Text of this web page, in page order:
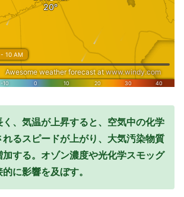
、気温が上昇すると、空気中の化学
るスピードが上がり、大気汚染物質
する。オゾン濃度や光化学スモッグ
に影響を及ぼす。